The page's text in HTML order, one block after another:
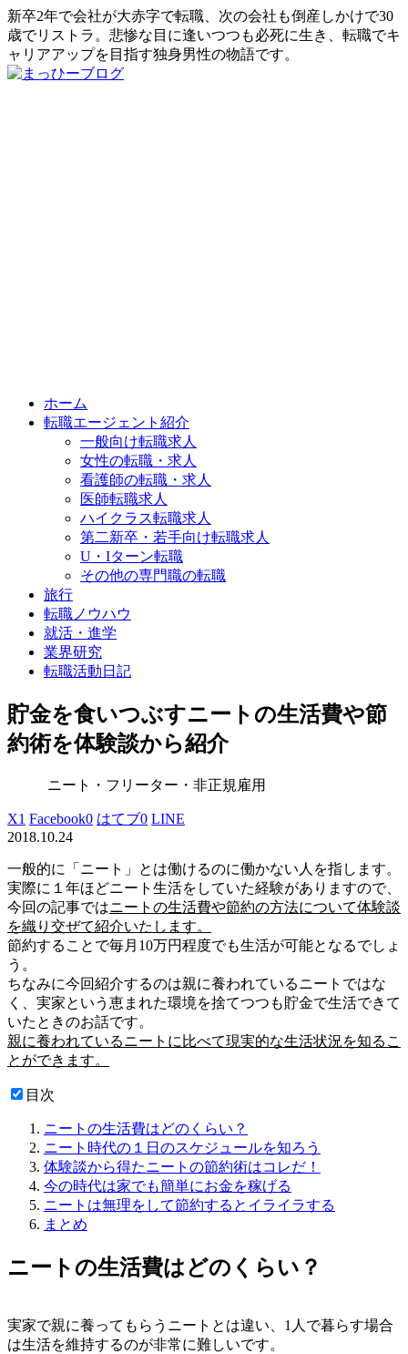
新卒2年で会社が大赤字で転職、次の会社も倒産しかけで30
歳でリストラ。悲惨な目に逢いつつも必死に生き、転職でキ
ャリアアップを目指す独身男性の物語です。
ホーム
転職エージェント紹介
一般向け転職求人
女性の転職・求人
看護師の転職・求人
医師転職求人
ハイクラス転職求人
第二新卒・若手向け転職求人
U・Iターン転職
その他の専門職の転職
旅行
転職ノウハウ
就活・進学
業界研究
転職活動日記
貯金を食いつぶすニートの生活費や節
約術を体験談から紹介
ニート・フリーター・非正規雇用
X1 Facebook0 はてブ0 LINE
2018.10.24
一般的に「ニート」とは働けるのに働かない人を指します。
実際に１年ほどニート生活をしていた経験がありますので、
今回の記事ではニートの生活費や節約の方法について体験談
を織り交ぜて紹介いたします。
節約することで毎月10万円程度でも生活が可能となるでしょ
う。
ちなみに今回紹介するのは親に養われているニートではな
く、実家という恵まれた環境を捨てつつも貯金で生活できて
いたときのお話です。
親に養われているニートに比べて現実的な生活状況を知るこ
とができます。
目次
ニートの生活費はどのくらい？
ニート時代の１日のスケジュールを知ろう
体験談から得たニートの節約術はコレだ！
今の時代は家でも簡単にお金を稼げる
ニートは無理をして節約するとイライラする
まとめ
ニートの生活費はどのくらい？
実家で親に養ってもらうニートとは違い、1人で暮らす場合
は生活を維持するのが非常に難しいです。